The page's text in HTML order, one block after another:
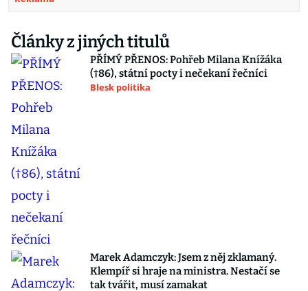
Články z jiných titulů
PŘÍMÝ PŘENOS: Pohřeb Milana Knížáka
(†86), státní pocty i nečekaní řečníci
Blesk politika
Marek Adamczyk: Jsem z něj zklamaný.
Klempíř si hraje na ministra. Nestačí se
tak tvářit, musí zamakat